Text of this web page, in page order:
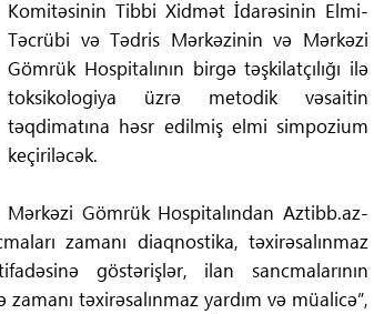
Komitəsinin Tibbi Xidmət İdarəsinin Elmi-
Təcrübi və Tədris Mərkəzinin və Mərkəzi
Gömrük Hospitalının birgə təşkilatçılığı ilə
toksikologiya üzrə metodik vəsaitin
təqdimatına həsr edilmiş elmi simpozium
keçiriləcək.
Mərkəzi Gömrük Hospitalından Aztibb.az-
zamanı diaqnostika, təxirəsalınmaz
göstərişlər, ilan sancmalarının
təxirəsalınmaz yardım və müalicə”,